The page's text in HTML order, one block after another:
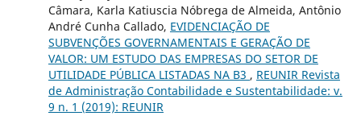
Câmara, Karla Katiuscia Nóbrega de Almeida, Antônio
André Cunha Callado, EVIDENCIAÇÃO DE
SUBVENÇÕES GOVERNAMENTAIS E GERAÇÃO DE
VALOR: UM ESTUDO DAS EMPRESAS DO SETOR DE
UTILIDADE PÚBLICA LISTADAS NA B3 , REUNIR Revista
de Administração Contabilidade e Sustentabilidade: v.
9 n. 1 (2019): REUNIR